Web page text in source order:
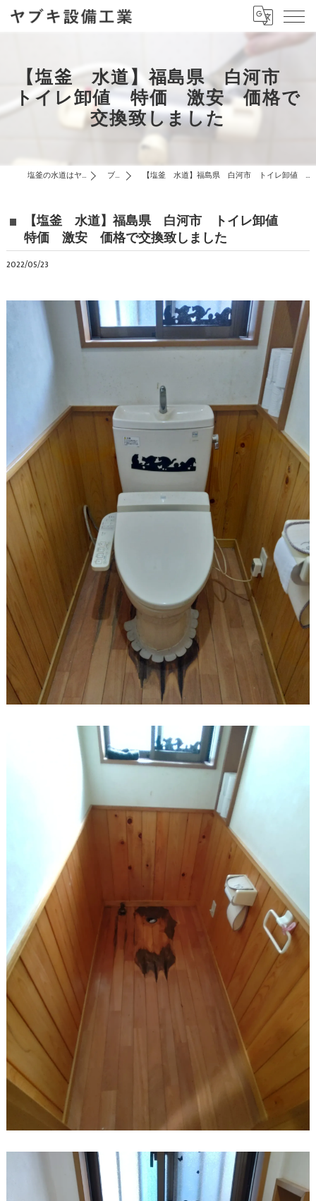
【塩釜 水道】福島県 白河市
トイレ卸値 特価 激安 価格で
交換致しました
塩釜の水道はヤブキ設備工業 ブログ 【塩釜 水道】福島県 白河市 トイレ卸値 特価 激安 価格で交換致しました
【塩釜 水道】福島県 白河市 トイレ卸値
特価 激安 価格で交換致しました
2022/05/23